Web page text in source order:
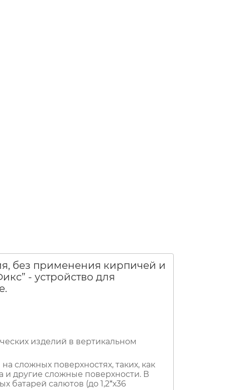
без применения кирпичей и
- устройство для
изделий в вертикальном
сложных поверхностях, таких, как
и другие сложные поверхности. В
салютов (до 1,2*х36